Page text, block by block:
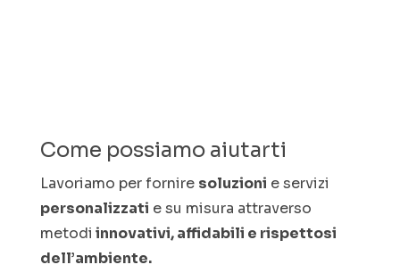
Come possiamo aiutarti
Lavoriamo per fornire soluzioni e servizi
personalizzati e su misura attraverso
metodi innovativi, affidabili e rispettosi
dell’ambiente.